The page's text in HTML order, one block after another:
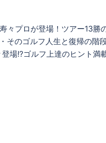
々プロが登場！ツアー13勝
そのゴルフ人生と復帰の階
場!?ゴルフ上達のヒント満